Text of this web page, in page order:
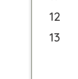
12
13